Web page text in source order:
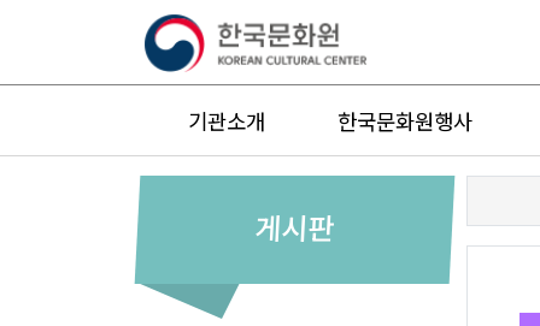
기관소개 한국문화원행사
게시판